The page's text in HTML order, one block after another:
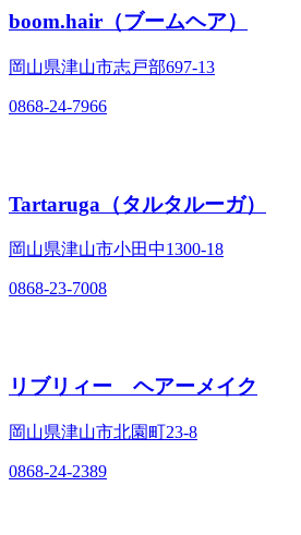
boom.hair（ブームヘア）
岡山県津山市志戸部697‐13
0868-24-7966
Tartaruga（タルタルーガ）
岡山県津山市小田中1300‐18
0868-23-7008
リブリィー ヘアーメイク
岡山県津山市北園町23‐8
0868-24-2389